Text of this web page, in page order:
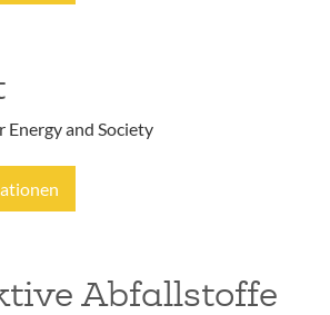
and Society
Abfallstoffe